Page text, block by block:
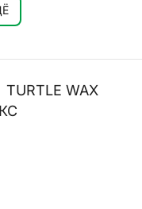
TURTLE WAX